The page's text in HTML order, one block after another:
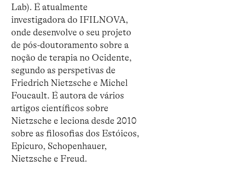
Lab). É atualmente
investigadora do IFILNOVA,
onde desenvolve o seu projeto
de pós-doutoramento sobre a
noção de terapia no Ocidente,
segundo as perspetivas de
Friedrich Nietzsche e Michel
Foucault. É autora de vários
artigos científicos sobre
Nietzsche e leciona desde 2010
sobre as filosofias dos Estóicos,
Epicuro, Schopenhauer,
Nietzsche e Freud.